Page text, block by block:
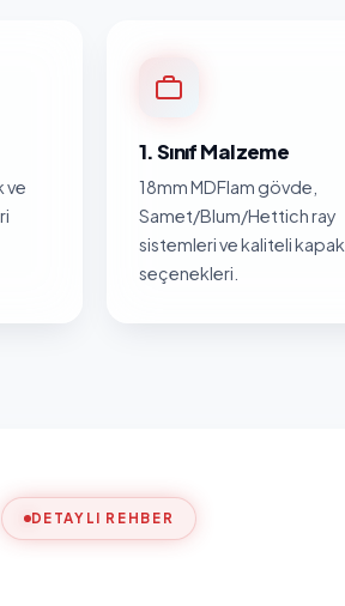
ve
1. Sınıf Malzeme
18mm MDFlam gövde,
Samet/Blum/Hettich ray
sistemleri ve kaliteli kapak
seçenekleri.
DETAYLI REHBER